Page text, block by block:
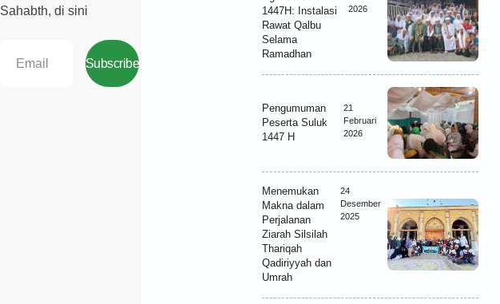
Sahabth, di sini
Subscribe
1447H: Instalasi
Rawat Qalbu
Selama
Ramadhan
2026
Pengumuman
Peserta Suluk
1447 H
21
Februari
2026
Menemukan
Makna dalam
Perjalanan
Ziarah Silsilah
Thariqah
Qadiriyyah dan
Umrah
24
Desember
2025